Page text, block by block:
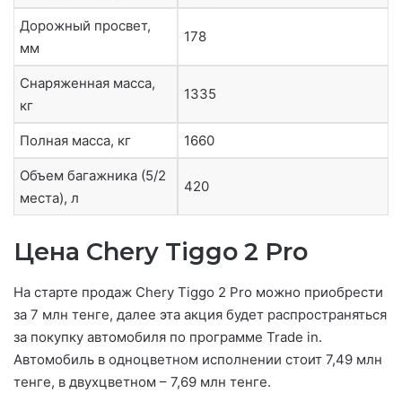
Дорожный просвет,
мм
178
Снаряженная масса,
кг
1335
Полная масса, кг 1660
Объем багажника (5/2
места), л
420
Цена Chery Tiggo 2 Pro
На старте продаж Chery Tiggo 2 Pro можно приобрести
за 7 млн тенге, далее эта акция будет распространяться
за покупку автомобиля по программе Trade in.
Автомобиль в одноцветном исполнении стоит 7,49 млн
тенге, в двухцветном – 7,69 млн тенге.